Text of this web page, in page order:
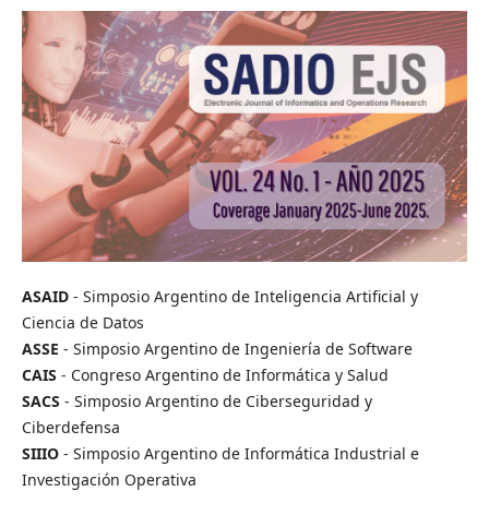
ASAID- Simposio Argentino de Inteligencia Artificial y
Ciencia de Datos
ASSE - Simposio Argentino de Ingeniería de Software
CAIS - Congreso Argentino de Informática y Salud
SACS - Simposio Argentino de Ciberseguridad y
Ciberdefensa
SIIIO- Simposio Argentino de Informática Industrial e
Investigación Operativa